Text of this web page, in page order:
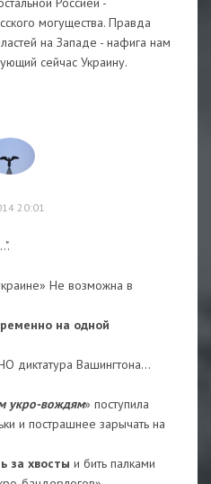
могущества. Правда
на Западе - нафига нам
сейчас Украину.
20:01
Не возможна в
на одной
диктатура Вашингтона…
укро-вождям» поступила
и пострашнее зарычать на
за хвосты и бить палками